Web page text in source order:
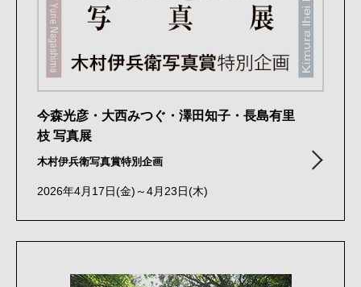
今森光彦・大西みつぐ・澤田知子・長島有里
枝 写真展
木村伊兵衛写真賞特別企画
2026年4月17日(金)～4月23日(木)